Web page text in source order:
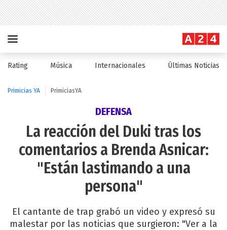
Rating Música Internacionales Últimas Noticias
Primicias YA PrimiciasYA
DEFENSA
La reacción del Duki tras los
comentarios a Brenda Asnicar:
"Están lastimando a una
persona"
El cantante de trap grabó un video y expresó su
malestar por las noticias que surgieron: "Ver a la